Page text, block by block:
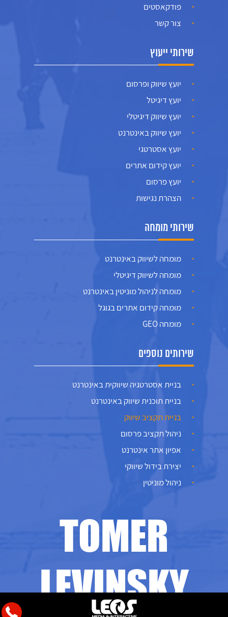
TOMER
LEVINSKY
פודקאסטים
צור קשר
שירותי ייעוץ
יועץ שיווק ופרסום
יועץ דיגיטל
יועץ שיווק דיגיטלי
יועץ שיווק באינטרנט
יועץ אסטרטגי
יועץ קידום אתרים
יועץ פרסום
הצהרת נגישות
שירותי מומחה
מומחה לשיווק באינטרנט
מומחה לשיווק דיגיטלי
מומחה לניהול מוניטין באינטרנט
מומחה קידום אתרים בגוגל
מומחה GEO
שירותים נוספים
בניית אסטרטגיה שיווקית באינטרנט
בניית תוכנית שיווק באינטרנט
בניית תקציב שיווק
ניהול תקציב פרסום
אפיון אתר אינטרנט
יצירת בידול שיווקי
ניהול מוניטין